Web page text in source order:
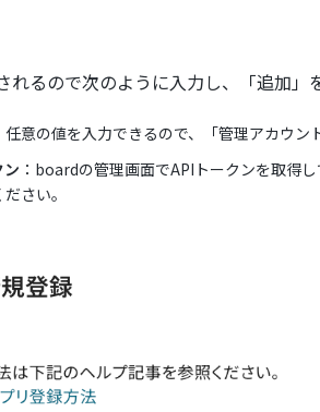
れるので次のように入力し、「追加
任意の値を入力できるので、「管理アカウ
ン ：boardの管理画面でAPIトークンを取得
さい。